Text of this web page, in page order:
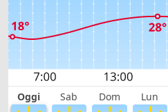
Oggi Sab Dom Lun